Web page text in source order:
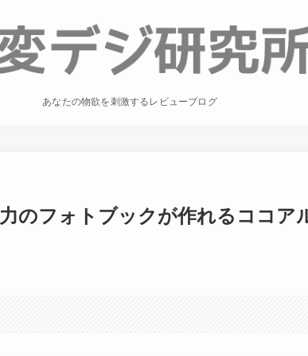
あなたの物欲を刺激するレビューブログ
のフォトブックが作れるココア